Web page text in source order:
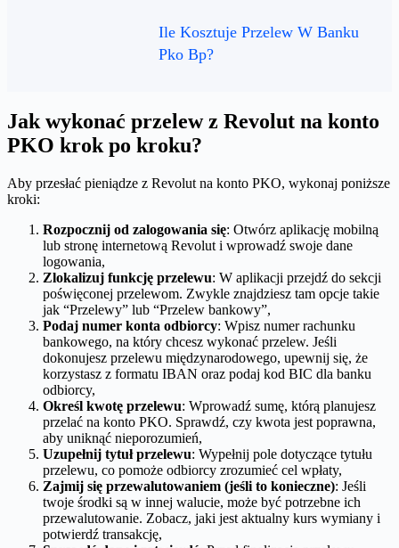
Ile Kosztuje Przelew W Banku
Pko Bp?
Jak wykonać przelew z Revolut na konto
PKO krok po kroku?
Aby przesłać pieniądze z Revolut na konto PKO, wykonaj poniższe
kroki:
Rozpocznij od zalogowania się: Otwórz aplikację mobilną
lub stronę internetową Revolut i wprowadź swoje dane
logowania,
Zlokalizuj funkcję przelewu: W aplikacji przejdź do sekcji
poświęconej przelewom. Zwykle znajdziesz tam opcje takie
jak “Przelewy” lub “Przelew bankowy”,
Podaj numer konta odbiorcy: Wpisz numer rachunku
bankowego, na który chcesz wykonać przelew. Jeśli
dokonujesz przelewu międzynarodowego, upewnij się, że
korzystasz z formatu IBAN oraz podaj kod BIC dla banku
odbiorcy,
Określ kwotę przelewu: Wprowadź sumę, którą planujesz
przelać na konto PKO. Sprawdź, czy kwota jest poprawna,
aby uniknąć nieporozumień,
Uzupełnij tytuł przelewu: Wypełnij pole dotyczące tytułu
przelewu, co pomoże odbiorcy zrozumieć cel wpłaty,
Zajmij się przewalutowaniem (jeśli to konieczne): Jeśli
twoje środki są w innej walucie, może być potrzebne ich
przewalutowanie. Zobacz, jaki jest aktualny kurs wymiany i
potwierdź transakcję,